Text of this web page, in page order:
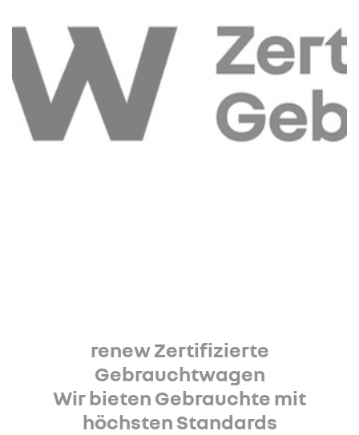
renew Zertifizierte
Gebrauchtwagen
Wir bieten Gebrauchte mit
höchsten Standards